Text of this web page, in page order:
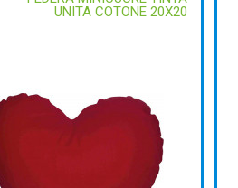
UNITA COTONE 20X20